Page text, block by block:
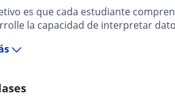
es que cada estudiante
la capacidad de interpretar